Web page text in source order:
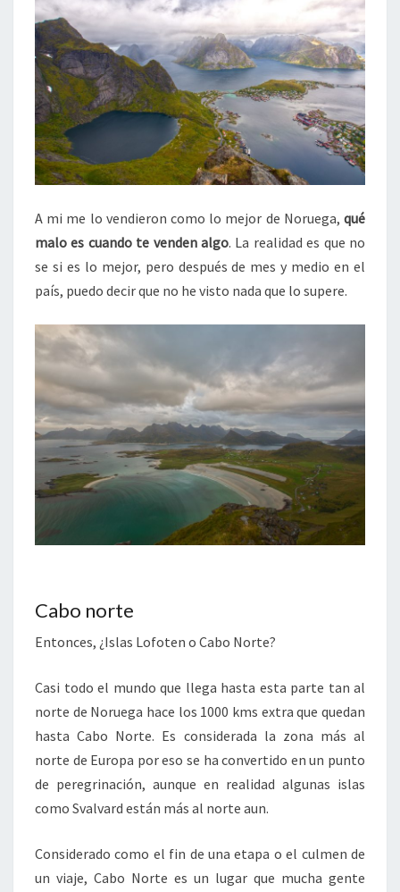
A mi me lo vendieron como lo mejor de Noruega, qué
malo es cuando te venden algo. La realidad es que no
se si es lo mejor, pero después de mes y medio en el
país, puedo decir que no he visto nada que lo supere.
Cabo norte
Entonces, ¿Islas Lofoten o Cabo Norte?
Casi todo el mundo que llega hasta esta parte tan al
norte de Noruega hace los 1000 kms extra que quedan
hasta Cabo Norte. Es considerada la zona más al
norte de Europa por eso se ha convertido en un punto
de peregrinación, aunque en realidad algunas islas
como Svalvard están más al norte aun.
Considerado como el fin de una etapa o el culmen de
un viaje, Cabo Norte es un lugar que mucha gente